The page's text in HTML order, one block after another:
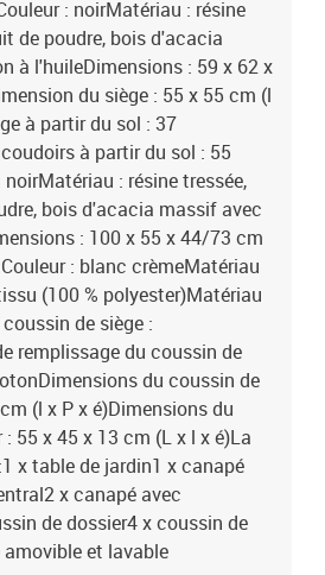
: noirMatériau : résine
de poudre, bois d'acacia
à l'huileDimensions : 59 x 62 x
du siège : 55 x 55 cm (l
à partir du sol : 37
à partir du sol : 55
: résine tressée,
bois d'acacia massif avec
: 100 x 55 x 44/73 cm
: blanc crèmeMatériau
(100 % polyester)Matériau
de siège :
remplissage du coussin de
du coussin de
(l x P x é)Dimensions du
55 x 45 x 13 cm (L x l x é)La
x table de jardin1 x canapé
x canapé avec
de dossier4 x coussin de
et lavable